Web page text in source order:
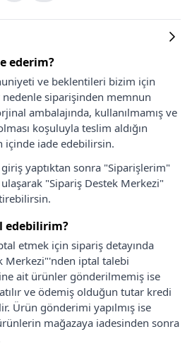
ederim?
ve beklentileri bizim için
siparişinden memnun
ambalajında, kullanılmamış ve
koşuluyla teslim aldığın
iade edebilirsin.
yaptıktan sonra "Siparişlerim"
"Sipariş Destek Merkezi"
edebilirim?
etmek için sipariş detayında
Merkezi"'nden iptal talebi
ait ürünler gönderilmemiş ise
ve ödemiş olduğun tutar kredi
Ürün gönderimi yapılmış ise
mağazaya iadesinden sonra